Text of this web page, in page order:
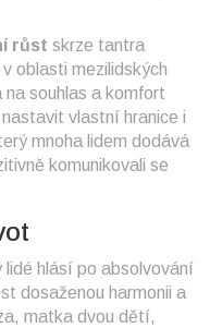
růst skrze tantra
oblasti mezilidských
souhlas a komfort
vlastní hranice i
mnoha lidem dodává
komunikovali se
hlásí po absolvování
dosaženou harmonii a
matka dvou dětí,